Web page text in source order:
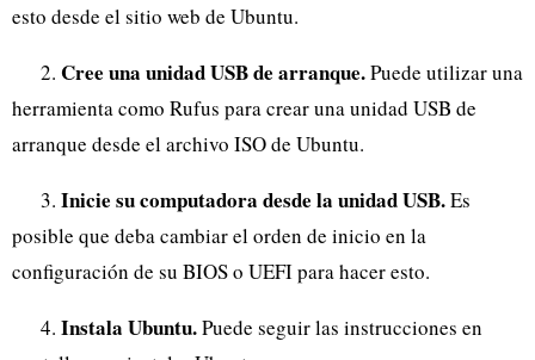
esto desde el sitio web de Ubuntu.
2. Cree una unidad USB de arranque.Puede utilizar una
herramienta como Rufus para crear una unidad USB de
arranque desde el archivo ISO de Ubuntu.
3. Inicie su computadora desde la unidad USB.Es
posible que deba cambiar el orden de inicio en la
configuración de su BIOS o UEFI para hacer esto.
4. Instala Ubuntu.Puede seguir las instrucciones en